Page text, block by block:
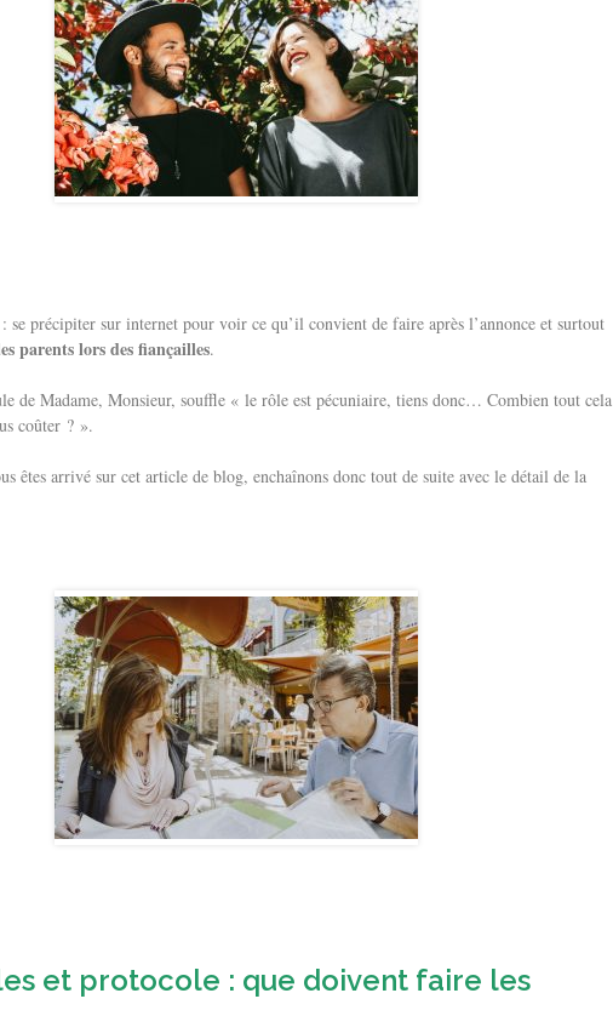
se précipiter sur internet pour voir ce qu’il convient de faire après l’annonce et surtout
parents lors des fiançailles.
de Madame, Monsieur, souffle « le rôle est pécuniaire, tiens donc… Combien tout cela
coûter ? ».
êtes arrivé sur cet article de blog, enchaînons donc tout de suite avec le détail de la
et protocole : que doivent faire les